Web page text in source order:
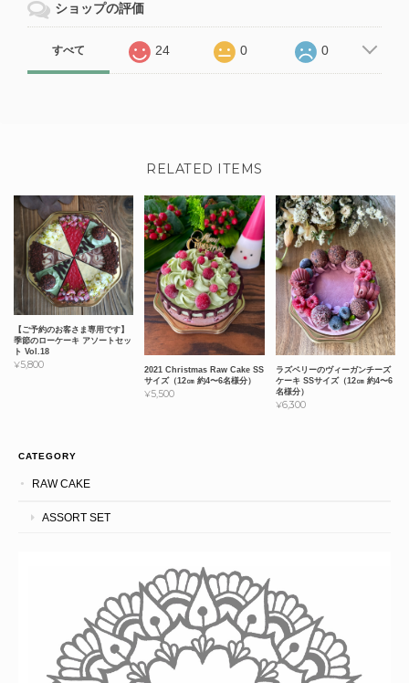
ショップの評価
すべて 24 0 0
RELATED ITEMS
【ご予約のお客さま専用です】
季節のローケーキ アソートセッ
ト Vol.18
¥5,800
2021 Christmas Raw Cake SS
サイズ（12㎝ 約4〜6名様分）
¥5,500
ラズベリーのヴィーガンチーズ
ケーキ SSサイズ（12㎝ 約4〜6
名様分）
¥6,300
CATEGORY
RAW CAKE
ASSORT SET